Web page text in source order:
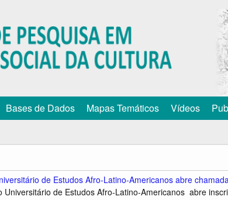
para
o
conteúdo
Bases de Dados Mapas Temáticos Vídeos
de Estudos Afro-Latino-Americanos abre
Universitário de Estudos Afro-Latino-Americanos abre